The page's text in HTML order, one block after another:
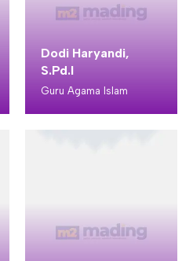
Dodi Haryandi,
S.Pd.I
Guru Agama Islam